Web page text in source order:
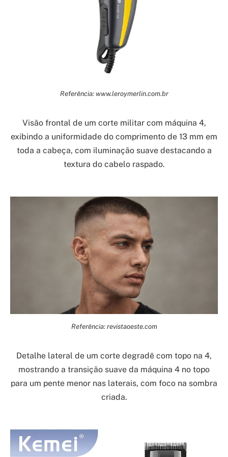
Referência: www.leroymerlin.com.br
Visão frontal de um corte militar com máquina 4,
exibindo a uniformidade do comprimento de 13 mm em
toda a cabeça, com iluminação suave destacando a
textura do cabelo raspado.
Referência: revistaoeste.com
Detalhe lateral de um corte degradê com topo na 4,
mostrando a transição suave da máquina 4 no topo
para um pente menor nas laterais, com foco na sombra
criada.